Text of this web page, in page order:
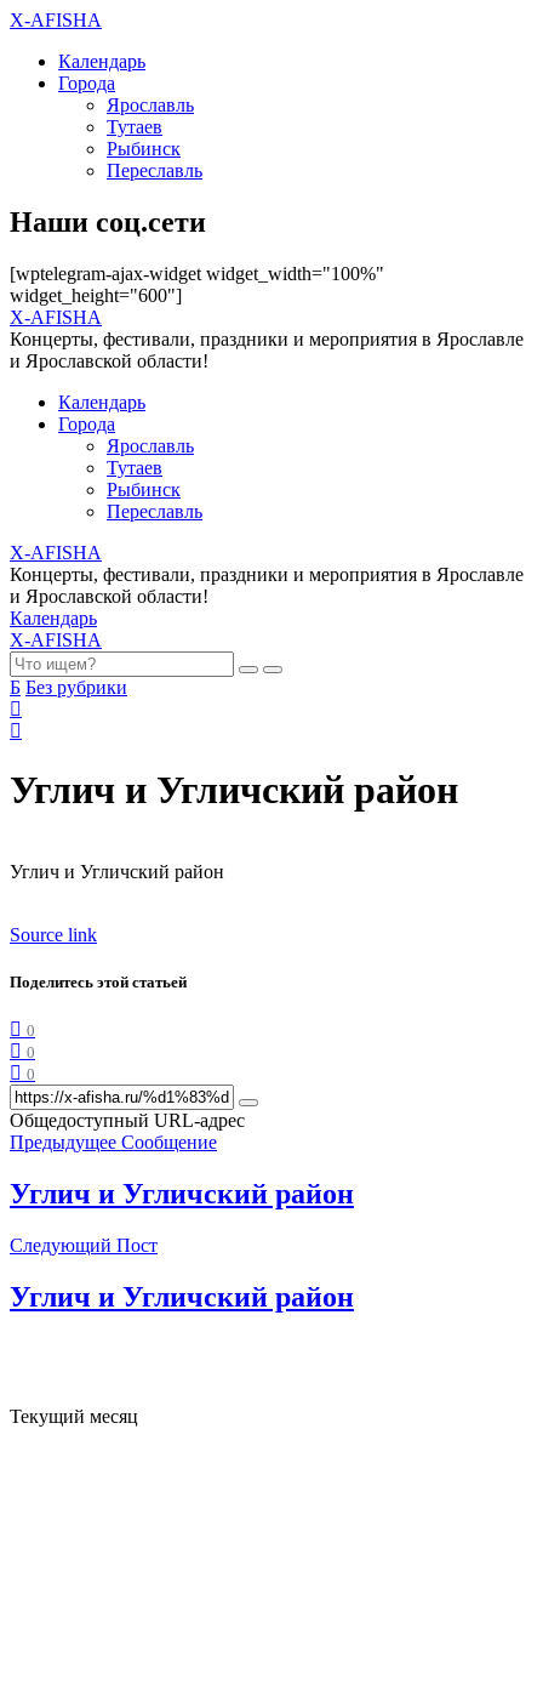
X-AFISHA
Календарь
Города
Ярославль
Тутаев
Рыбинск
Переславль
Наши соц.сети
[wptelegram-ajax-widget widget_width="100%"
widget_height="600"]
X-AFISHA
Концерты, фестивали, праздники и мероприятия в Ярославле
и Ярославской области!
Календарь
Города
Ярославль
Тутаев
Рыбинск
Переславль
X-AFISHA
Концерты, фестивали, праздники и мероприятия в Ярославле
и Ярославской области!
Календарь
X-AFISHA
Б Без рубрики
Углич и Угличский район
Углич и Угличский район
Source link
Поделитесь этой статьей
0
0
0
Общедоступный URL-адрес
Предыдущее Сообщение
Углич и Угличский район
Следующий Пост
Углич и Угличский район
Текущий месяц